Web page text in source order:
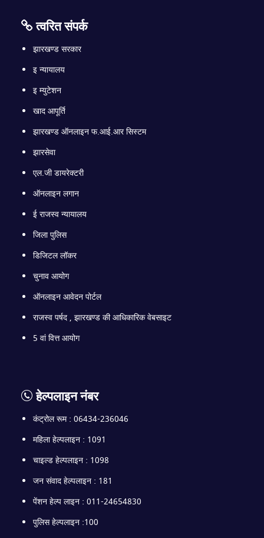
त्वरित संपर्क
झारखण्ड सरकार
इ न्यायालय
इ म्युटेशन
खाद आपूर्ति
झारखण्ड ऑनलाइन फ.आई.आर सिस्टम
झारसेवा
एल.जी डायरेक्टरी
ऑनलाइन लगान
ई राजस्व न्यायालय
जिला पुलिस
डिजिटल लॉकर
चुनाव आयोग
ऑनलाइन आवेदन पोर्टल
राजस्व पर्षद , झारखण्ड की आधिकारिक वेबसाइट
5 वां वित्त आयोग
हेल्पलाइन नंबर
कंट्रोल रूम : 06434-236046
महिला हेल्पलाइन : 1091
चाइल्ड हेल्पलाइन : 1098
जन संवाद हेल्पलाइन : 181
पेंशन हेल्प लाइन : 011-24654830
पुलिस हेल्पलाइन :100